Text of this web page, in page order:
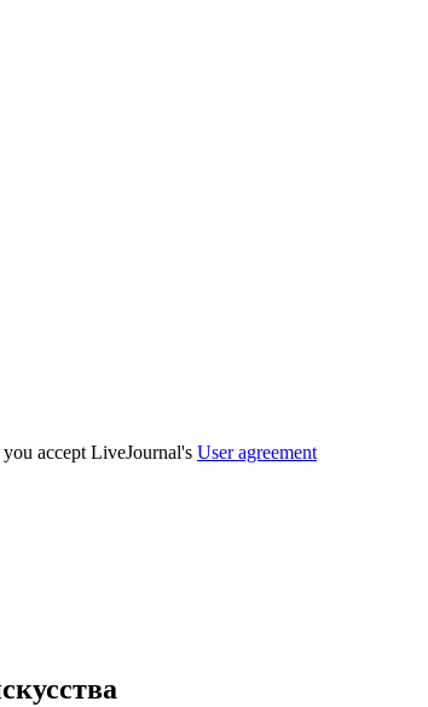
accept LiveJournal's User agreement